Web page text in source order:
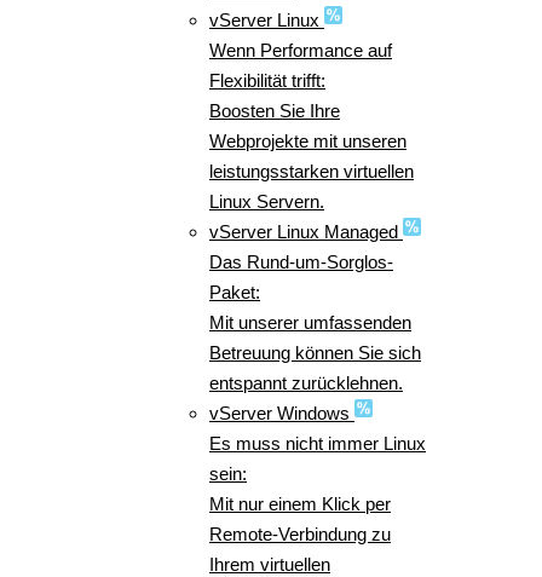
vServer Linux
Wenn Performance auf
Flexibilität trifft:
Boosten Sie Ihre
Webprojekte mit unseren
leistungsstarken virtuellen
Linux Servern.
vServer Linux Managed
Das Rund-um-Sorglos-
Paket:
Mit unserer umfassenden
Betreuung können Sie sich
entspannt zurücklehnen.
vServer Windows
Es muss nicht immer Linux
sein:
Mit nur einem Klick per
Remote-Verbindung zu
Ihrem virtuellen